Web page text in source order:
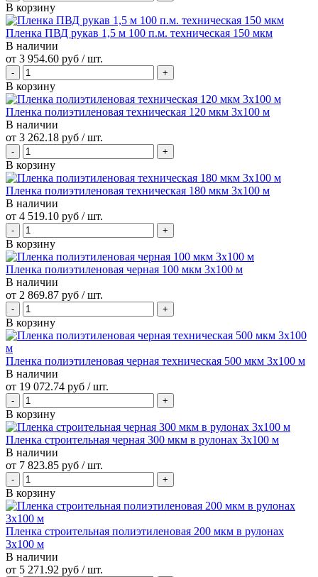
В корзину
Пленка ПВД рукав 1,5 м 100 п.м. техническая 150 мкм
В наличии
от 3 954.60 руб / шт.
В корзину
Пленка полиэтиленовая техническая 120 мкм 3х100 м
В наличии
от 3 262.18 руб / шт.
В корзину
Пленка полиэтиленовая техническая 180 мкм 3х100 м
В наличии
от 4 519.10 руб / шт.
В корзину
Пленка полиэтиленовая черная 100 мкм 3х100 м
В наличии
от 2 869.87 руб / шт.
В корзину
Пленка полиэтиленовая черная техническая 500 мкм 3х100 м
В наличии
от 19 072.74 руб / шт.
В корзину
Пленка строительная черная 300 мкм в рулонах 3х100 м
В наличии
от 7 823.85 руб / шт.
В корзину
Пленка строительная полиэтиленовая 200 мкм в рулонах
3х100 м
В наличии
от 5 271.92 руб / шт.